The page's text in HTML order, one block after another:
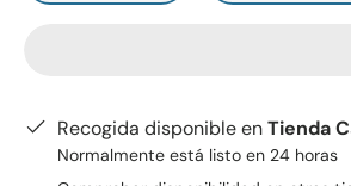
Recogida disponible enTienda
Normalmente está listo en 24 horas